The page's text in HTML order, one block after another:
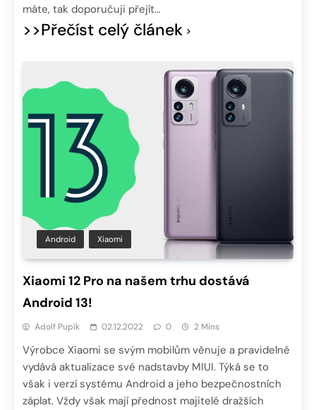
máte, tak doporučuji přejít…
>>Přečíst celý článek
Android Xiaomi
Xiaomi 12 Pro na našem trhu dostává
Android 13!
Adolf Pupík 02.12.2022 0 2 Mins
Výrobce Xiaomi se svým mobilům věnuje a pravidelně
vydává aktualizace své nadstavby MIUI. Týká se to
však i verzí systému Android a jeho bezpečnostních
záplat. Vždy však mají přednost majitelé dražších